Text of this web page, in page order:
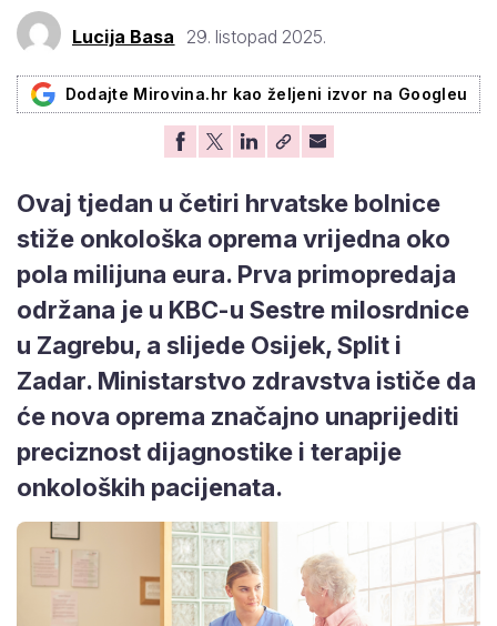
Lucija Basa 29. listopad 2025.
Dodajte Mirovina.hr kao željeni izvor na Googleu
Ovaj tjedan u četiri hrvatske bolnice
stiže onkološka oprema vrijedna oko
pola milijuna eura. Prva primopredaja
održana je u KBC-u Sestre milosrdnice
u Zagrebu, a slijede Osijek, Split i
Zadar. Ministarstvo zdravstva ističe da
će nova oprema značajno unaprijediti
preciznost dijagnostike i terapije
onkoloških pacijenata.